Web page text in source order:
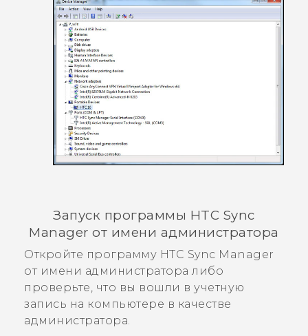
Запуск программы HTC Sync
Manager от имени администратора
Откройте программу HTC Sync Manager
от имени администратора либо
проверьте, что вы вошли в учетную
запись на компьютере в качестве
администратора.